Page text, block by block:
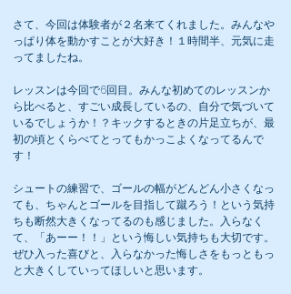
さて、今回は体験者が２名来てくれました。みんなや
っぱり体を動かすことが大好き！１時間半、元気に走
ってましたね。
レッスンは今回で6回目。みんな初めてのレッスンか
ら比べると、すごい成長しているの、自分で気づいて
いるでしょうか！？キックするときの片足立ちが、最
初の頃とくらべてとってもかっこよくなってるんで
す！
シュートの練習で、ゴールの幅がどんどん小さくなっ
ても、ちゃんとゴールを目指して蹴ろう！という気持
ちも断然大きくなってるのも感じました。入らなく
て、「あーー！！」という悔しい気持ちも大切です。
ぜひ入った喜びと、入らなかった悔しさをもっともっ
と大きくしていってほしいと思います。